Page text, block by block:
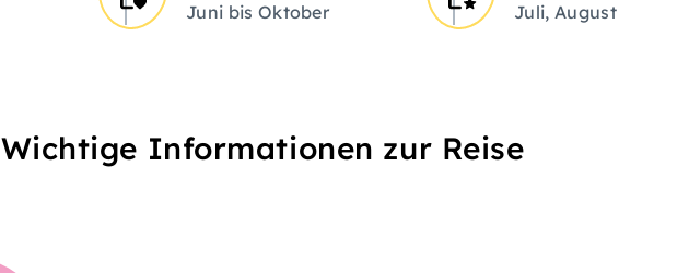
Juni bis Oktober Juli, August
Wichtige Informationen zur Reise